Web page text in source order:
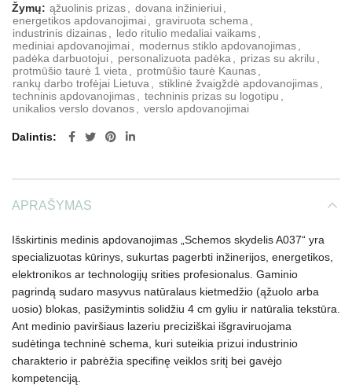
Žymų: ąžuolinis prizas dovana inžinieriui
energetikos apdovanojimai
graviruota schema
industrinis dizainas
ledo ritulio medaliai vaikams
mediniai apdovanojimai
modernus stiklo apdovanojimas
padėka darbuotojui
personalizuota padėka prizas su akrilu
protmūšio taurė 1 vieta
protmūšio taurė Kaunas
rankų darbo trofėjai Lietuva
stiklinė žvaigždė apdovanojimas
techninis apdovanojimas
techninis prizas su logotipu
unikalios verslo dovanos
verslo apdovanojimai
Dalintis
APRAŠYMAS
Išskirtinis medinis apdovanojimas „Schemos skydelis A037“ yra
specializuotas kūrinys, sukurtas pagerbti inžinerijos, energetikos,
elektronikos ar technologijų srities profesionalus. Gaminio
pagrindą sudaro masyvus natūralaus kietmedžio (ąžuolo arba
uosio) blokas, pasižymintis solidžiu 4 cm gyliu ir natūralia tekstūra.
Ant medinio paviršiaus lazeriu preciziškai išgraviruojama
sudėtinga techninė schema, kuri suteikia prizui industrinio
charakterio ir pabrėžia specifinę veiklos sritį bei gavėjo
kompetenciją.